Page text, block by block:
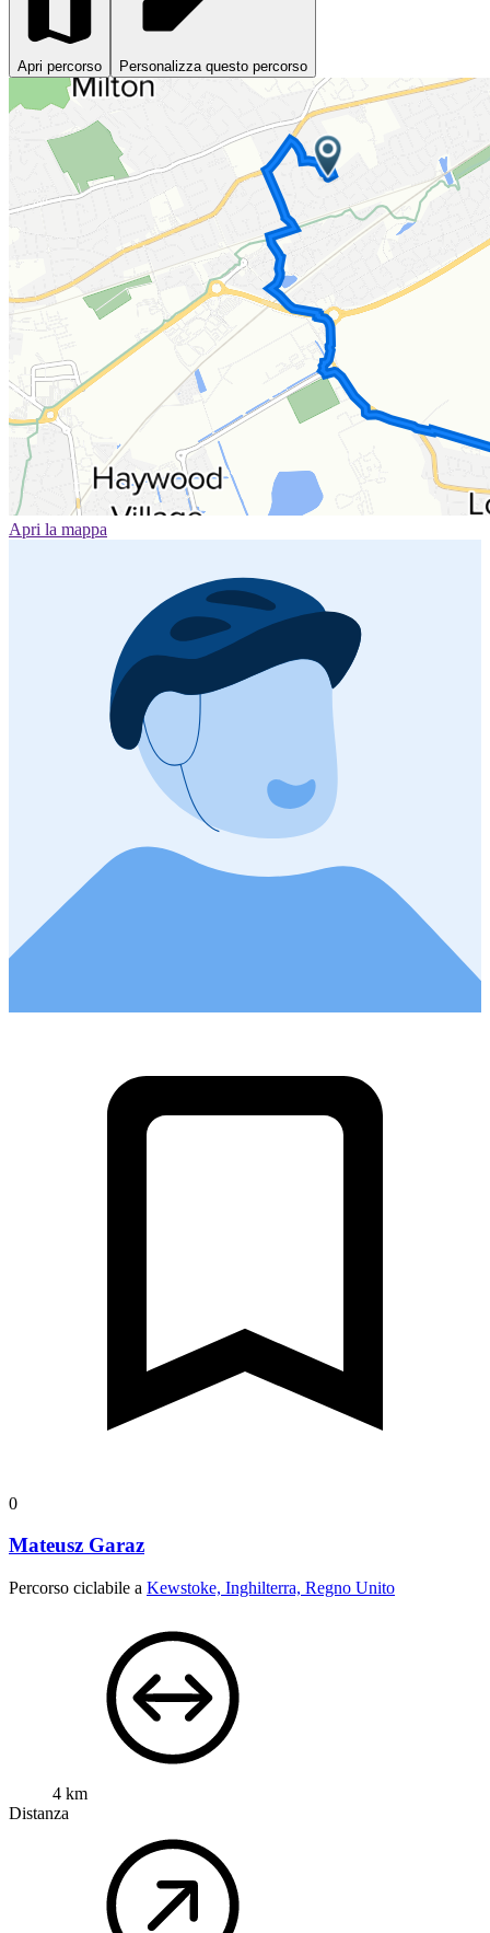
Apri percorso Personalizza questo percorso
Apri la mappa
0
Mateusz Garaz
Percorso ciclabile a Kewstoke, Inghilterra, Regno Unito
4 km
Distanza